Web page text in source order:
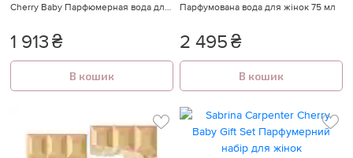
Cherry Baby Парфюмерная вода для
1 913₴
В кошик
Парфумована вода для жінок 75 мл
2 495₴
В кошик